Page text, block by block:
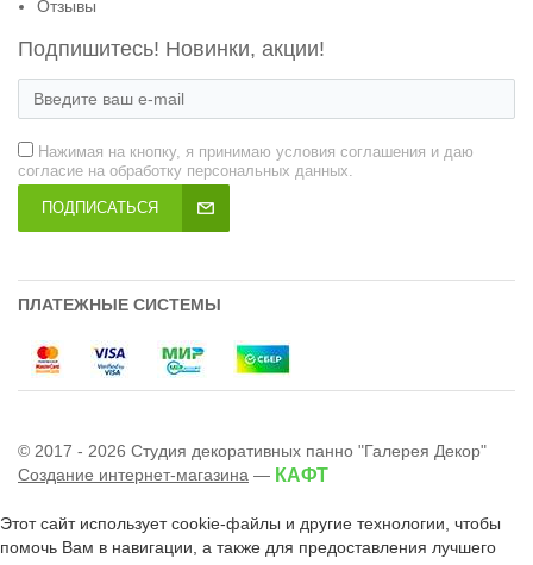
Отзывы
Подпишитесь! Новинки, акции!
Нажимая на кнопку, я принимаю условия соглашения и даю
согласие на обработку персональных данных.
ПОДПИСАТЬСЯ
ПЛАТЕЖНЫЕ СИСТЕМЫ
© 2017 - 2026 Студия декоративных панно "Галерея Декор"
Создание интернет-магазина — КАФТ
Этот сайт использует cookie-файлы и другие технологии, чтобы
помочь Вам в навигации, а также для предоставления лучшего